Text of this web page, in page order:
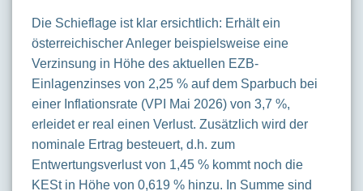
Die Schieflage ist klar ersichtlich: Erhält ein
österreichischer Anleger beispielsweise eine
Verzinsung in Höhe des aktuellen EZB-
Einlagenzinses von 2,25 % auf dem Sparbuch bei
einer Inflationsrate (VPI Mai 2026) von 3,7 %,
erleidet er real einen Verlust. Zusätzlich wird der
nominale Ertrag besteuert, d.h. zum
Entwertungsverlust von 1,45 % kommt noch die
KESt in Höhe von 0,619 % hinzu. In Summe sind